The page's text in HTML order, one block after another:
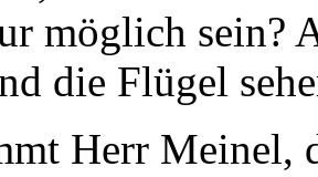
möglich sein?
die Flügel
Herr Meinel,